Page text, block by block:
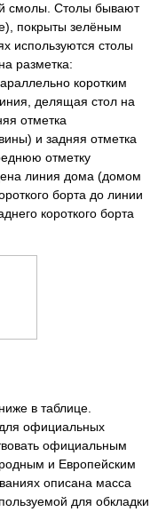
смолы. Столы бывают
покрыты зелёным
используются столы
разметка:
коротким
делящая стол на
отметка
и задняя отметка
отметку
линия дома (домом
борта до линии
короткого борта
в таблице.
официальных
официальным
и Европейским
описана масса
для обкладки